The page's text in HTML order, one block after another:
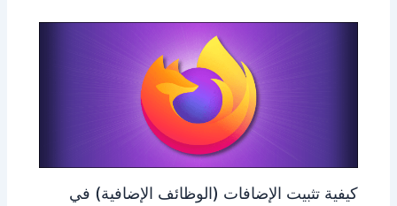
كيفية تثبيت الإضافات (الوظائف الإضافية) في